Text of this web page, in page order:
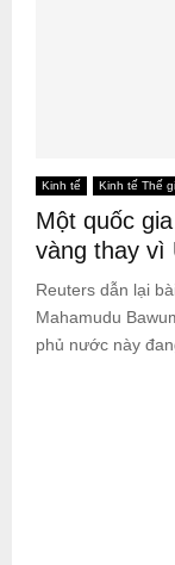
Kinh tế Kinh tế Thế
Một quốc
vàng thay vì
Reuters dẫn lại
Mahamudu
phủ nước này